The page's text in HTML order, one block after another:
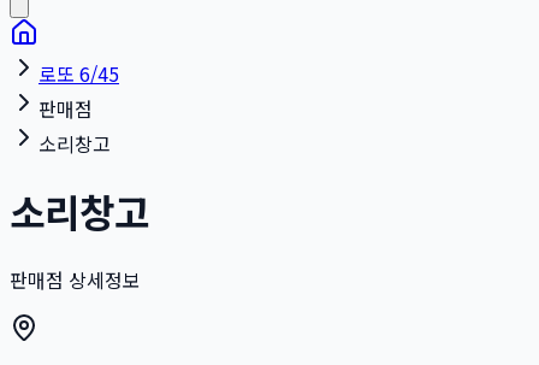
로또 6/45
판매점
소리창고
소리창고
판매점 상세정보